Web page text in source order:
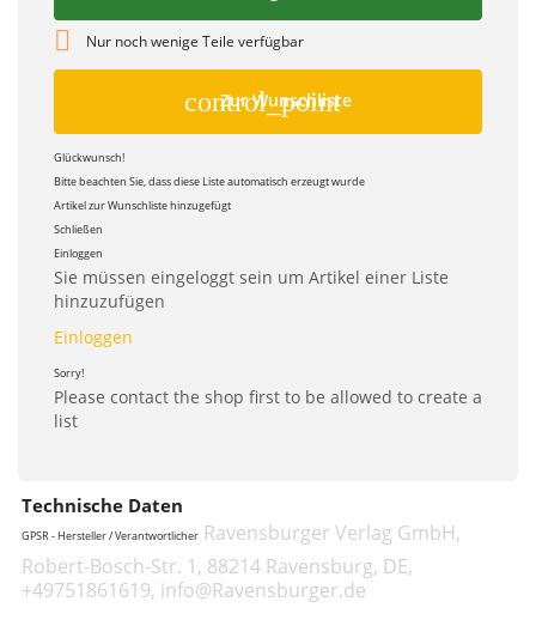

Nur noch wenige Teile verfügbar
control_point
Zur Wunschliste
Glückwunsch!
Bitte beachten Sie, dass diese Liste automatisch erzeugt wurde
Artikel zur Wunschliste hinzugefügt
Schließen
Einloggen
Sie müssen eingeloggt sein um Artikel einer Liste
hinzuzufügen
Einloggen
Sorry!
Please contact the shop first to be allowed to create a
list
Technische Daten
GPSR - Hersteller / Verantwortlicher Ravensburger Verlag GmbH,
Robert-Bosch-Str. 1, 88214 Ravensburg, DE,
+49751861619, info@Ravensburger.de